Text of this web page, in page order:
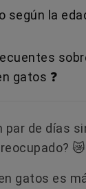
según la
gatos ❓
par de días
😿
gatos es